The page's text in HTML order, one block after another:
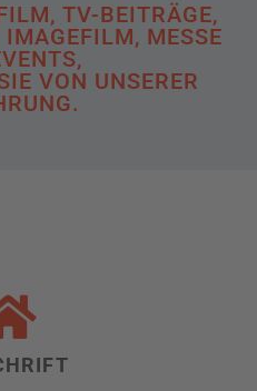
TV-BEITRÄGE,
MESSE
VON UNSERER